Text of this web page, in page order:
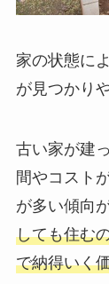
家の状態に
が見つかり
古い家が建
間やコスト
が多い傾向
しても住む
で納得いく